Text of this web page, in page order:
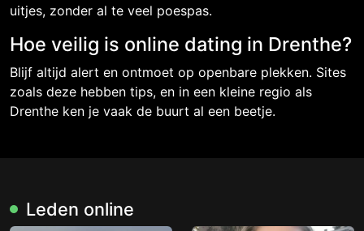
uitjes, zonder al te veel poespas.
Hoe veilig is online dating in Drenthe?
Blijf altijd alert en ontmoet op openbare plekken. Sites
zoals deze hebben tips, en in een kleine regio als
Drenthe ken je vaak de buurt al een beetje.
Leden online